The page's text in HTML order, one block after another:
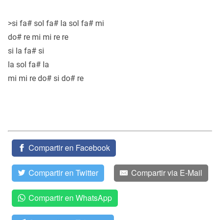
>si fa# sol fa# la sol fa# mi
do# re mi mi re re
si la fa# si
la sol fa# la
mi mi re do# si do# re
Compartir en Facebook
Compartir en Twitter Compartir via E-Mail
Compartir en WhatsApp